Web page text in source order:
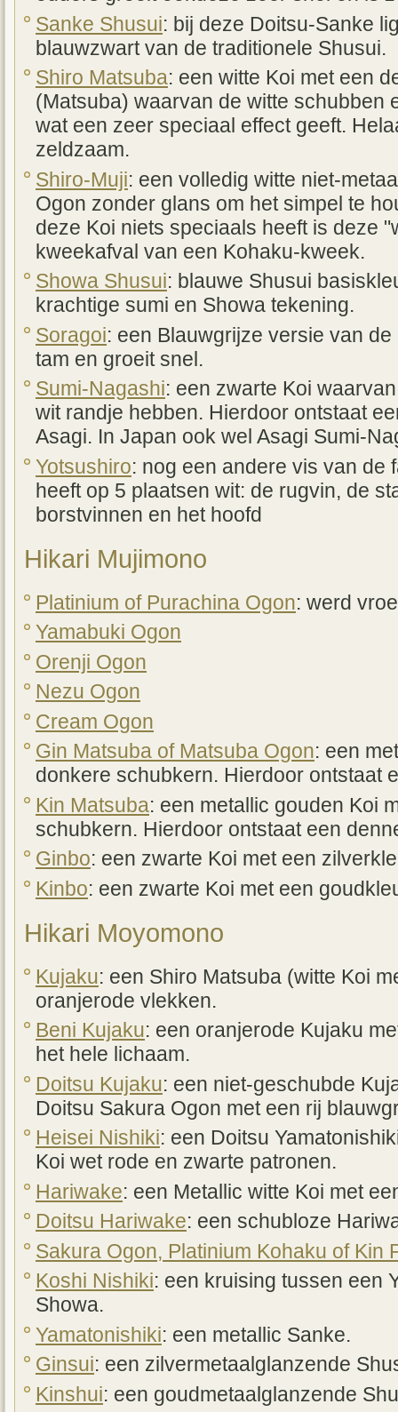
Sanke Shusui: bij deze Doitsu-Sanke
blauwzwart van de traditionele Shusui.
Shiro Matsuba: een witte Koi met een
(Matsuba) waarvan de witte schubben
wat een zeer speciaal effect geeft.
zeldzaam.
Shiro-Muji: een volledig witte niet-
Ogon zonder glans om het simpel te
deze Koi niets speciaals heeft is deze
kweekafval van een Kohaku-kweek.
Showa Shusui: blauwe Shusui
krachtige sumi en Showa tekening.
Soragoi: een Blauwgrijze versie van
tam en groeit snel.
Sumi-Nagashi: een zwarte Koi
wit randje hebben. Hierdoor ontstaat
Asagi. In Japan ook wel Asagi Sumi-
Yotsushiro: nog een andere vis van de
heeft op 5 plaatsen wit: de rugvin, de
borstvinnen en het hoofd
Hikari Mujimono
Platinium of Purachina Ogon: werd
Yamabuki Ogon
Orenji Ogon
Nezu Ogon
Cream Ogon
Gin Matsuba of Matsuba Ogon: een
donkere schubkern. Hierdoor ontstaat
Kin Matsuba: een metallic gouden Koi
schubkern. Hierdoor ontstaat een
Ginbo: een zwarte Koi met een
Kinbo: een zwarte Koi met een
Hikari Moyomono
Kujaku: een Shiro Matsuba (witte Koi
oranjerode vlekken.
Beni Kujaku: een oranjerode Kujaku
het hele lichaam.
Doitsu Kujaku: een niet-geschubde
Doitsu Sakura Ogon met een rij
Heisei Nishiki: een Doitsu
Koi wet rode en zwarte patronen.
Hariwake: een Metallic witte Koi met
Doitsu Hariwake: een schubloze
Sakura Ogon, Platinium Kohaku of Kin
Koshi Nishiki: een kruising tussen een
Showa.
Yamatonishiki: een metallic Sanke.
Ginsui: een zilvermetaalglanzende
Kinshui: een goudmetaalglanzende